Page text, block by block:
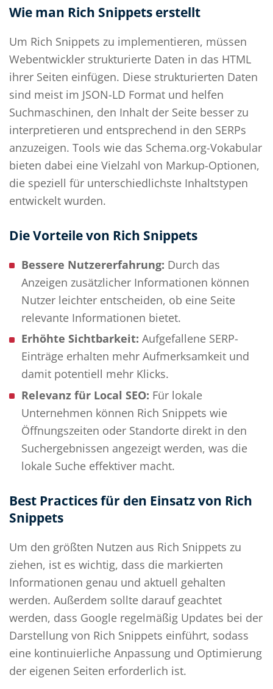
Wie man Rich Snippets erstellt
Um Rich Snippets zu implementieren, müssen
Webentwickler strukturierte Daten in das HTML
ihrer Seiten einfügen. Diese strukturierten Daten
sind meist im JSON-LD Format und helfen
Suchmaschinen, den Inhalt der Seite besser zu
interpretieren und entsprechend in den SERPs
anzuzeigen. Tools wie das Schema.org-Vokabular
bieten dabei eine Vielzahl von Markup-Optionen,
die speziell für unterschiedlichste Inhaltstypen
entwickelt wurden.
Die Vorteile von Rich Snippets
Bessere Nutzererfahrung: Durch das
Anzeigen zusätzlicher Informationen können
Nutzer leichter entscheiden, ob eine Seite
relevante Informationen bietet.
Erhöhte Sichtbarkeit: Aufgefallene SERP-
Einträge erhalten mehr Aufmerksamkeit und
damit potentiell mehr Klicks.
Relevanz für Local SEO: Für lokale
Unternehmen können Rich Snippets wie
Öffnungszeiten oder Standorte direkt in den
Suchergebnissen angezeigt werden, was die
lokale Suche effektiver macht.
Best Practices für den Einsatz von Rich
Snippets
Um den größten Nutzen aus Rich Snippets zu
ziehen, ist es wichtig, dass die markierten
Informationen genau und aktuell gehalten
werden. Außerdem sollte darauf geachtet
werden, dass Google regelmäßig Updates bei der
Darstellung von Rich Snippets einführt, sodass
eine kontinuierliche Anpassung und Optimierung
der eigenen Seiten erforderlich ist.